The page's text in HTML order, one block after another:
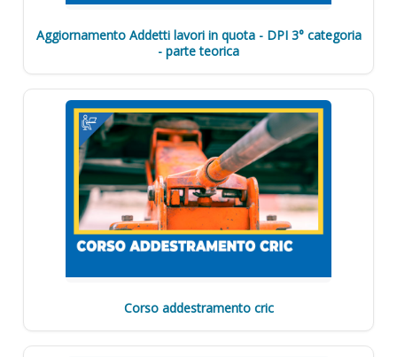
Aggiornamento Addetti lavori in quota - DPI 3° categoria
- parte teorica
Corso addestramento cric